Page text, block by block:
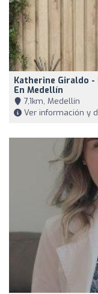
Katherine Giraldo
En Medellín
7,1km, Medellín
Ver información y